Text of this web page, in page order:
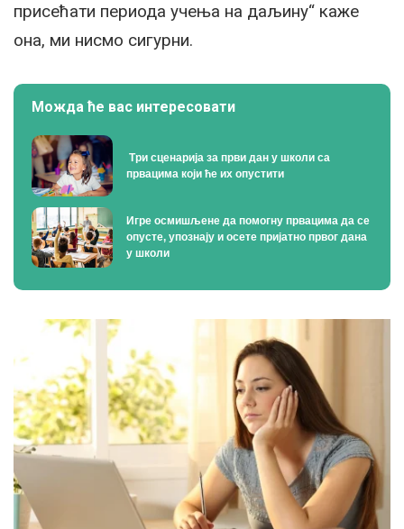
присећати периода учења на даљину“ каже
она, ми нисмо сигурни.
Можда ће вас интересовати
Tри сценарија за први дан у школи са
првацима који ће их опустити
Игре осмишљене да помогну првацима да се
опусте, упознају и осете пријатно првог дана
у школи